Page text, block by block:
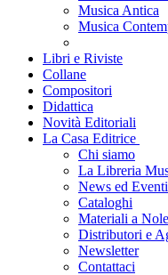
Musica Antica
Musica
Libri e Riviste
Collane
Compositori
Didattica
Novità Editoriali
La Casa Editrice
Chi siamo
La Libreria
News ed Eventi
Cataloghi
Materiali a
Distributori e
Newsletter
Contattaci